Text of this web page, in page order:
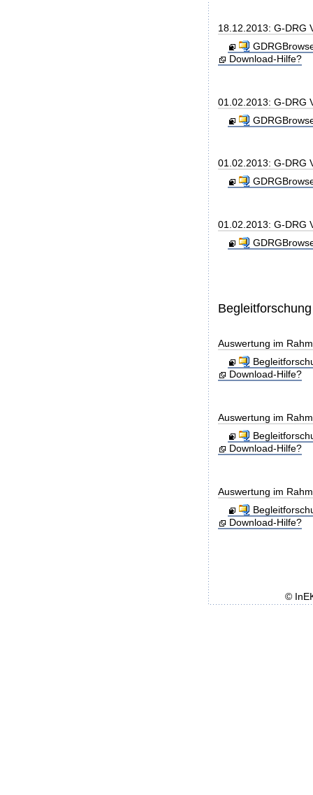
18.12.2013: G-DRG
Download-Hilfe?
01.02.2013: G-DRG
01.02.2013: G-DRG
01.02.2013: G-DRG
Begleitforschung
Auswertung im
Download-Hilfe?
Auswertung im
Download-Hilfe?
Auswertung im
Download-Hilfe?
©